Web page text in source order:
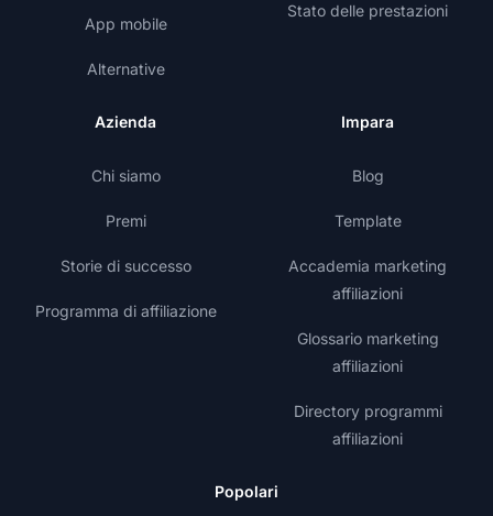
App mobile
Alternative
Stato delle prestazioni
Azienda
Chi siamo
Premi
Storie di successo
Programma di affiliazione
Impara
Blog
Template
Accademia marketing
affiliazioni
Glossario marketing
affiliazioni
Directory programmi
affiliazioni
Popolari